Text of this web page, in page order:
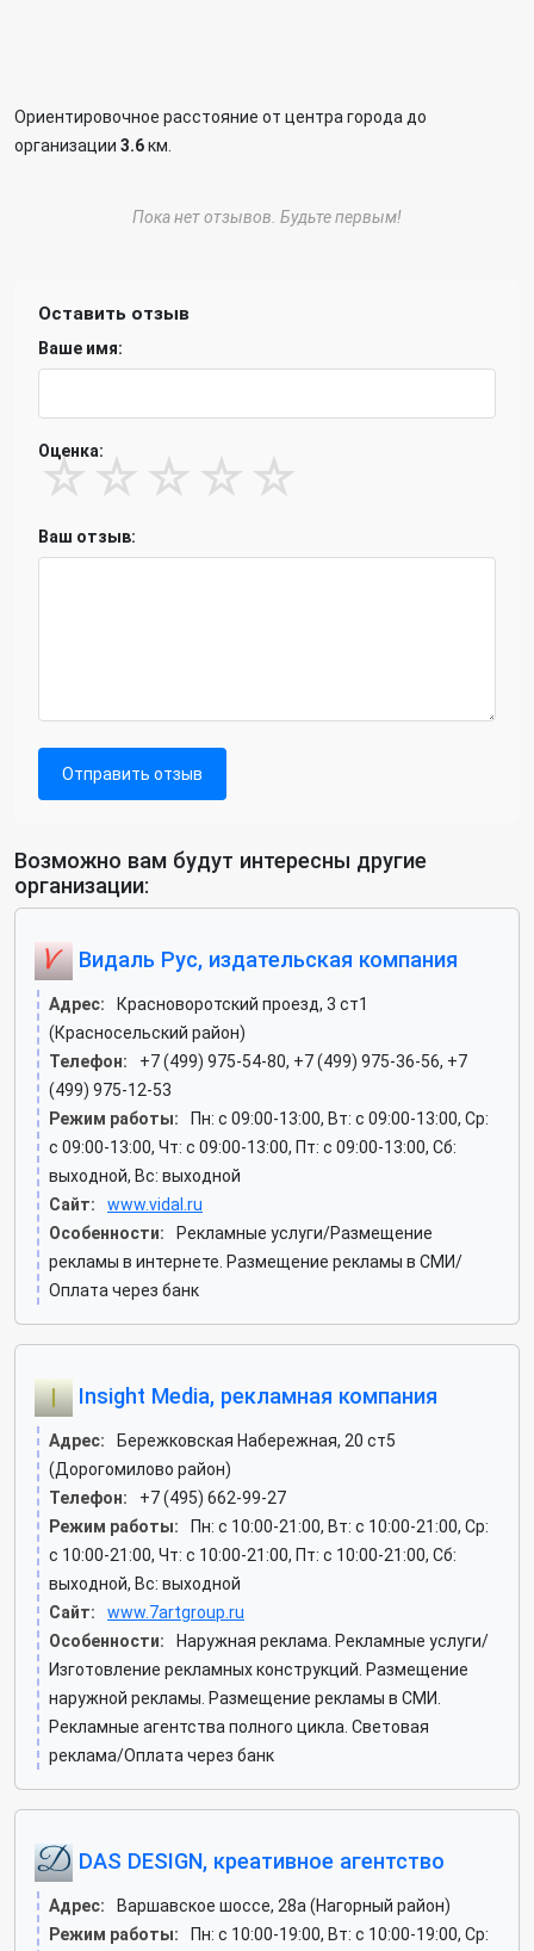
Ориентировочное расстояние от центра города до
организации 3.6км.
Пока нет отзывов. Будьте первым!
Оставить отзыв
Ваше имя:
Оценка:
☆ ☆ ☆ ☆ ☆
Ваш отзыв:
Отправить отзыв
Возможно вам будут интересны другие
организации:
Видаль Рус, издательская компания
Адрес:
Красноворотский проезд, 3 ст1
(Красносельский район)
Телефон:
+7 (499) 975-54-80, +7 (499) 975-36-56, +7
(499) 975-12-53
Режим работы:
Пн: c 09:00-13:00, Вт: c 09:00-13:00, Ср:
c 09:00-13:00, Чт: c 09:00-13:00, Пт: c 09:00-13:00, Сб:
выходной, Вс: выходной
Сайт:
www.vidal.ru
Особенности:
Рекламные услуги/Размещение
рекламы в интернете. Размещение рекламы в СМИ/
Оплата через банк
Insight Media, рекламная компания
Адрес:
Бережковская Набережная, 20 ст5
(Дорогомилово район)
Телефон:
+7 (495) 662-99-27
Режим работы:
Пн: c 10:00-21:00, Вт: c 10:00-21:00, Ср:
c 10:00-21:00, Чт: c 10:00-21:00, Пт: c 10:00-21:00, Сб:
выходной, Вс: выходной
Сайт:
www.7artgroup.ru
Особенности:
Наружная реклама. Рекламные услуги/
Изготовление рекламных конструкций. Размещение
наружной рекламы. Размещение рекламы в СМИ.
Рекламные агентства полного цикла. Световая
реклама/Оплата через банк
DAS DESIGN, креативное агентство
Адрес:
Варшавское шоссе, 28а (Нагорный район)
Режим работы:
Пн: c 10:00-19:00, Вт: c 10:00-19:00, Ср: